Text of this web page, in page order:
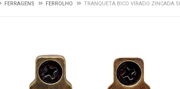
FERRAGENS FERROLHO TRANQUETA BICO VIRADO ZINCADA